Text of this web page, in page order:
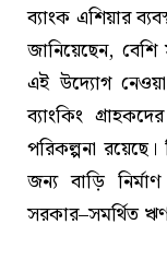
ব্যাংক এশিয়ার
জানিয়েছেন,
এই উদ্যোগ
ব্যাংকিং
পরিকল্পনা
জন্য বাড়ি
সরকার–সমর্থিত